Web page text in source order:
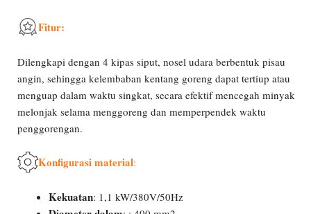
Fitur:
Dilengkapi dengan 4 kipas siput, nosel udara berbentuk pisau
angin, sehingga kelembaban kentang goreng dapat tertiup atau
menguap dalam waktu singkat, secara efektif mencegah minyak
melonjak selama menggoreng dan memperpendek waktu
penggorengan.
Konfigurasi material:
Kekuatan: 1,1 kW/380V/50Hz